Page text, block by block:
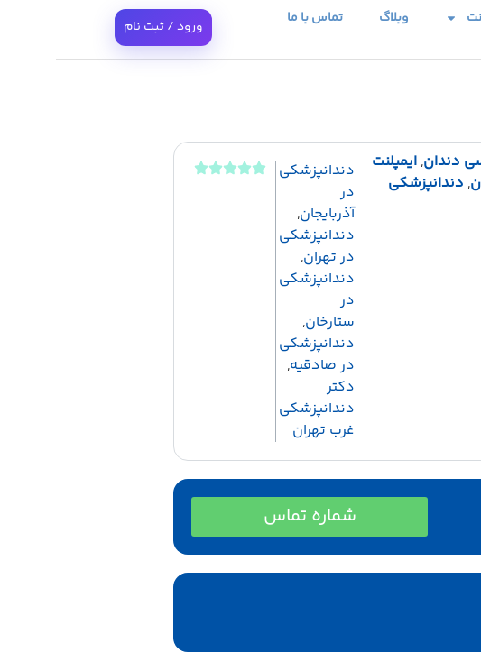
وبلاگ تماس با ما ورود / ثبت نام
دندان,ایمپلنت
, دندانپزشکی
دندانپزشکی
در
آذربایجان,
دندانپزشکی
در تهران,
دندانپزشکی
در
ستارخان,
دندانپزشکی
در صادقیه,
دکتر
دندانپزشکی
غرب تهران
شماره تماس